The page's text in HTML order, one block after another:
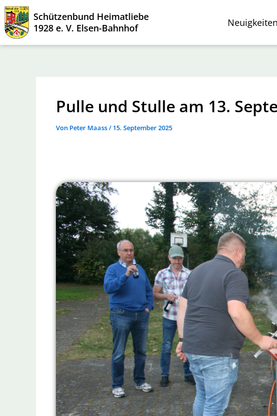
Zum
Inhalt
springen
Schützenbund Heimatliebe
1928 e. V. Elsen-Bahnhof
Neuigkeiten
Pulle und Stulle am 13.
Von Peter Maass/ 15. September 2025